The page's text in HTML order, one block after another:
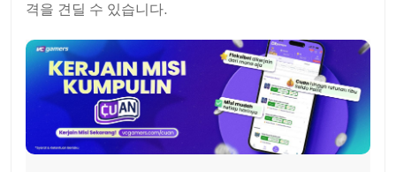
격을 견딜 수 있습니다.